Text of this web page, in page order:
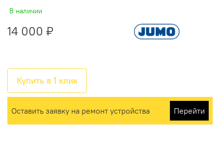
В наличии
14 000 ₽
Купить в 1 клик
Оставить заявку на ремонт устройства Перейти